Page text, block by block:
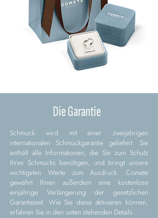
Die Garantie
Schmuck wird mit einer zweijährigen
internationalen Schmuckgarantie geliefert. Sie
enthält alle Informationen, die Sie zum Schutz
Ihres Schmucks benötigen, und bringt unsere
wichtigsten Werte zum Ausdruck. Comete
gewährt Ihnen außerdem eine kostenlose
einjährige Verlängerung der gesetzlichen
Garantiezeit. Wie Sie diese aktivieren können,
erfahren Sie in den unten stehenden Details.